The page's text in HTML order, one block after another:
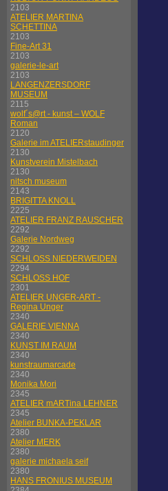
2103
ATELIER MARTINA
SCHETTINA
2103
Fine-Art 31
2103
galerie-le-art
2103
LANGENZERSDORF
MUSEUM
2115
wolf´s@rt - kunst – WOLF
Roman
2120
Galerie im ATELIERstaudinger
2130
Kunstverein Mistelbach
2130
nitsch museum
2143
BRIGITTA KNOLL
2225
ATELIER FRANZ RAUSCHER
2292
Galerie Nordweg
2292
SCHLOSS NIEDERWEIDEN
2294
SCHLOSS HOF
2301
ATELIER UNGER-ART -
Regina Unger
2340
GALERIE VIENNA
2340
KUNST IM RAUM
2340
kunstraumarcade
2340
Monika Mori
2345
ATELIER mARTina LEHNER
2345
Atelier BUNKA-PEKLAR
2380
Atelier MERK
2380
galerie michaela seif
2380
HANS FRONIUS MUSEUM